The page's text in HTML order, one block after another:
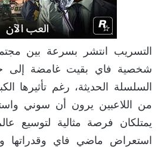
التسريب انتشر بسرعة بين
شخصية فاي بقيت غامضة إلى
السلسلة الحديثة، رغم تأثيرها
من اللاعبين يرون أن سوني
استعراض ماضي فاي وقدراتها